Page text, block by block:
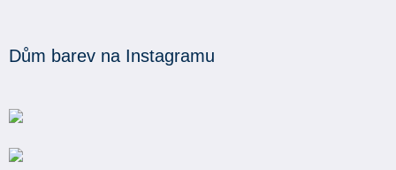
Dům barev na Instagramu